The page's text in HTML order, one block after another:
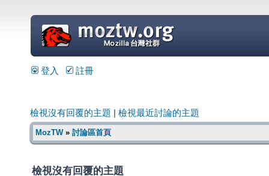
=
登入 註冊
檢視沒有回覆的主題 檢視最近討論的主題
MozTW» 討論區首頁
檢視沒有回覆的主題